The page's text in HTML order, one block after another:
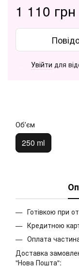
1 110 грн
Увійти для
Обʼєм
250 ml
Готівкою при
Кредитною
Оплата
Доставка
"Нова Пошта":